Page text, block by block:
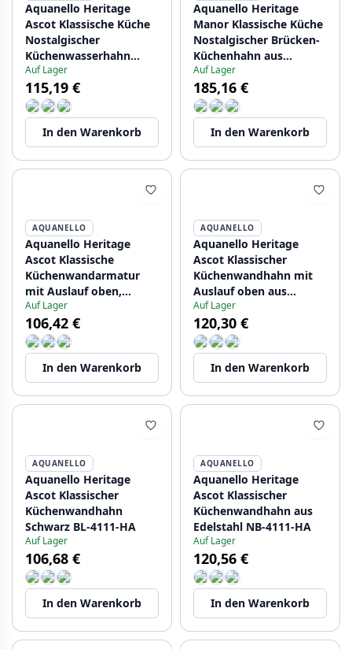
Aquanello Heritage
Ascot Klassische Küche
Nostalgischer
Küchenwasserhahn
Chrom mit rundem
Auslauf CR-4003-HA
Auf Lager
115,19 €
In den Warenkorb
Aquanello Heritage
Manor Klassische Küche
Nostalgischer Brücken-
Küchenhahn aus
Edelstahl mit weißem
Hebel und rundem
Auslauf NB-4001-HA
Auf Lager
185,16 €
In den Warenkorb
AQUANELLO
Aquanello Heritage
Ascot Klassische
Küchenwandarmatur
mit Auslauf oben,
schwarz BL-4110-HA
Auf Lager
106,42 €
In den Warenkorb
AQUANELLO
Aquanello Heritage
Ascot Klassischer
Küchenwandhahn mit
Auslauf oben aus
Edelstahl NB-4110-HA
Auf Lager
120,30 €
In den Warenkorb
AQUANELLO
Aquanello Heritage
Ascot Klassischer
Küchenwandhahn
Schwarz BL-4111-HA
Auf Lager
106,68 €
In den Warenkorb
AQUANELLO
Aquanello Heritage
Ascot Klassischer
Küchenwandhahn aus
Edelstahl NB-4111-HA
Auf Lager
120,56 €
In den Warenkorb